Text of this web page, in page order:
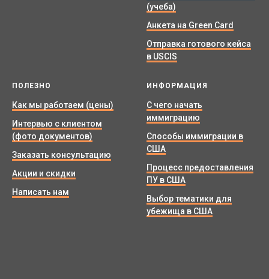
(учеба)
Анкета на Green Card
Отправка готового кейса
в USCIS
ПОЛЕЗНО
Как мы работаем (цены)
Интервью с клиентом
(фото документов)
Заказать консультацию
Акции и скидки
Написать нам
ИНФОРМАЦИЯ
С чего начать
иммиграцию
Способы иммиграции в
США
Процесс предоставления
ПУ в США
Выбор тематики для
убежища в США